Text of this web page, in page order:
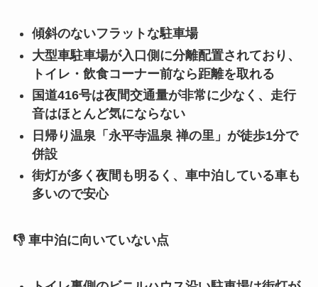
傾斜のないフラットな駐車場
大型車駐車場が入口側に分離配置されており、
トイレ・飲食コーナー前なら距離を取れる
国道416号は夜間交通量が非常に少なく、走行
音はほとんど気にならない
日帰り温泉「永平寺温泉 禅の里」が徒歩1分で
併設
街灯が多く夜間も明るく、車中泊している車も
多いので安心
👎 車中泊に向いていない点